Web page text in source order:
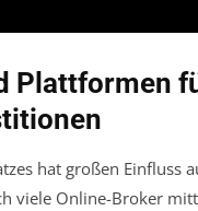
Plattformen
hat großen Einfluss
viele Online-Broker